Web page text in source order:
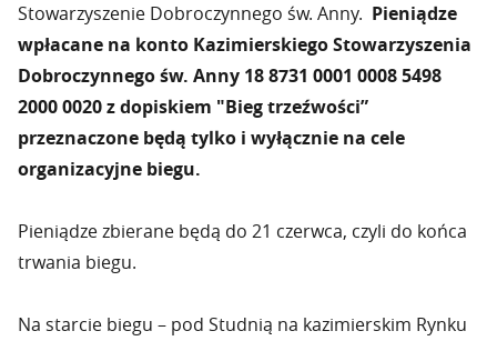
Stowarzyszenie Dobroczynnego św. Anny. Pieniądze
wpłacane na konto Kazimierskiego Stowarzyszenia
Dobroczynnego św. Anny 18 8731 0001 0008 5498
2000 0020 z dopiskiem "Bieg trzeźwości”
przeznaczone będą tylko i wyłącznie na cele
organizacyjne biegu.
Pieniądze zbierane będą do 21 czerwca, czyli do końca
trwania biegu.
Na starcie biegu – pod Studnią na kazimierskim Rynku